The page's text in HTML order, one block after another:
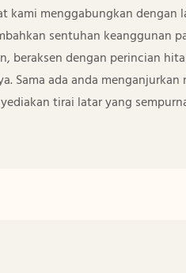
kami menggabungkan dengan
sentuhan keanggunan
beraksen dengan perincian
Sama ada anda
tirai latar yang